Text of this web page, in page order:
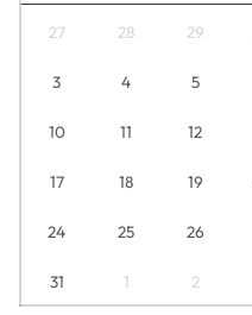
27 28 29
3 4 5
10 11 12
17 18 19
24 25 26
31 1 2